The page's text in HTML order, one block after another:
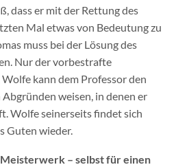
dass er mit der Rettung des
Mal etwas von Bedeutung zu
muss bei der Lösung des
Nur der vorbestrafte
kann dem Professor den
weisen, in denen er
Wolfe seinerseits findet sich
Guten wieder.
– selbst für einen